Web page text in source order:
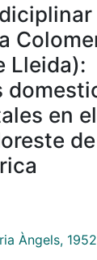
Lleida):
en
Àngels,